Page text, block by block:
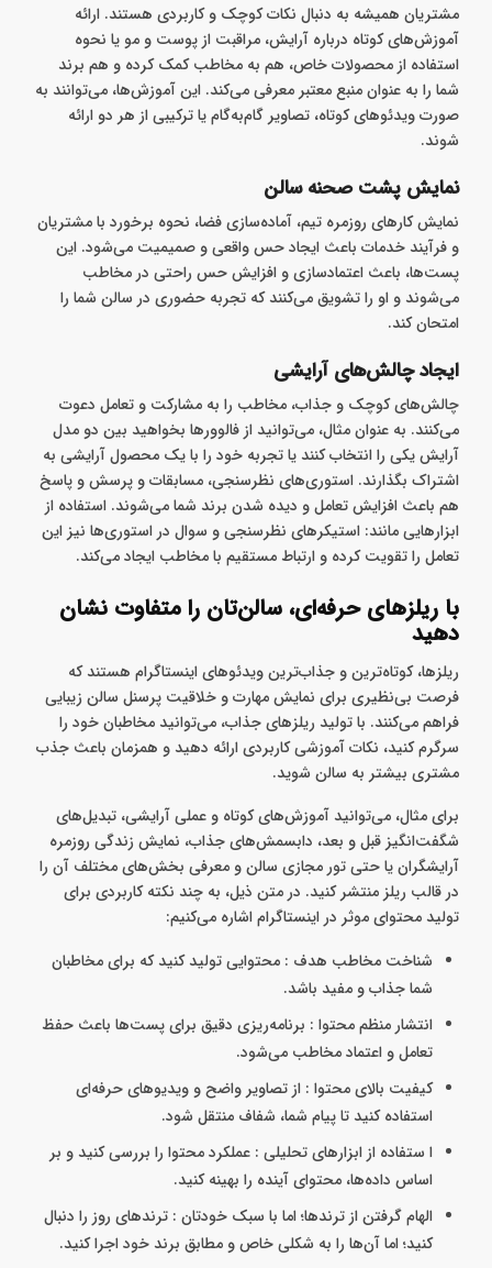
مشتریان همیشه به دنبال نکات کوچک و کاربردی هستند. ارائه
آموزش‌های کوتاه درباره آرایش، مراقبت از پوست و مو یا نحوه
استفاده از محصولات خاص، هم به مخاطب کمک کرده و هم برند
شما را به‌ عنوان منبع معتبر معرفی می‌کند. این آموزش‌ها، می‌توانند به
صورت ویدئوهای کوتاه، تصاویر گام‌به‌گام یا ترکیبی از هر دو ارائه
شوند.
نمایش پشت‌ صحنه سالن
نمایش کارهای روزمره تیم، آماده‌سازی فضا، نحوه برخورد با مشتریان
و فرآیند خدمات باعث ایجاد حس واقعی و صمیمیت می‌شود. این
پست‌ها، باعث اعتمادسازی و افزایش حس راحتی در مخاطب
می‌شوند و او را تشویق می‌کنند که تجربه حضوری در سالن شما را
امتحان کند.
ایجاد چالش‌های آرایشی
چالش‌های کوچک و جذاب، مخاطب را به مشارکت و تعامل دعوت
می‌کنند. به عنوان مثال، می‌توانید از فالوورها بخواهید بین دو مدل
آرایش یکی را انتخاب کنند یا تجربه خود را با یک محصول آرایشی به
اشتراک بگذارند. استوری‌های نظرسنجی، مسابقات و پرسش‌ و پاسخ
هم باعث افزایش تعامل و دیده شدن برند شما می‌شوند. استفاده از
ابزارهایی مانند: استیکرهای نظرسنجی و سوال در استوری‌ها نیز این
تعامل را تقویت کرده و ارتباط مستقیم با مخاطب ایجاد می‌کند.
با ریلزهای حرفه‌ای، سالن‌تان را متفاوت نشان
دهید
ریلزها، کوتاه‌ترین و جذاب‌ترین ویدئوهای اینستاگرام هستند که
فرصت بی‌نظیری برای نمایش مهارت و خلاقیت پرسنل سالن زیبایی
فراهم می‌کنند. با تولید ریلزهای جذاب، می‌توانید مخاطبان خود را
سرگرم کنید، نکات آموزشی کاربردی ارائه دهید و همزمان باعث جذب
مشتری بیشتر به سالن شوید.
برای مثال، می‌توانید آموزش‌های کوتاه و عملی آرایشی، تبدیل‌های
شگفت‌انگیز قبل و بعد، دابسمش‌های جذاب، نمایش زندگی روزمره
آرایشگران یا حتی تور مجازی سالن و معرفی بخش‌های مختلف آن را
در قالب ریلز منتشر کنید. در متن ذیل، به چند نکته کاربردی برای
تولید محتوای موثر در اینستاگرام اشاره می‌کنیم:
شناخت مخاطب هدف : محتوایی تولید کنید که برای مخاطبان
شما جذاب و مفید باشد.
انتشار منظم محتوا : برنامه‌ریزی دقیق برای پست‌ها باعث حفظ
تعامل و اعتماد مخاطب می‌شود.
کیفیت بالای محتوا : از تصاویر واضح و ویدیوهای حرفه‌ای
استفاده کنید تا پیام شما، شفاف منتقل شود.
ا ستفاده از ابزارهای تحلیلی : عملکرد محتوا را بررسی کنید و بر
اساس داده‌ها، محتوای آینده را بهینه کنید.
الهام گرفتن از ترندها؛ اما با سبک خودتان : ترندهای روز را دنبال
کنید؛ اما آن‌ها را به شکلی خاص و مطابق برند خود اجرا کنید.